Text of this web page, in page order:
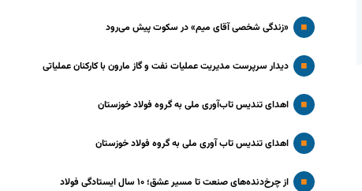
«زندگی شخصی آقای میم» در سکوت پیش می‌رود
دیدار سرپرست مدیریت عملیات نفت و گاز مارون با کارکنان عملیاتی
اهدای تندیس تاب‌آوری ملی به گروه فولاد خوزستان
اهدای تندیس تاب آوری ملی به گروه فولاد خوزستان
از چرخ‌دنده‌های صنعت تا مسیر عشق؛ ۱۰ سال ایستادگی فولاد